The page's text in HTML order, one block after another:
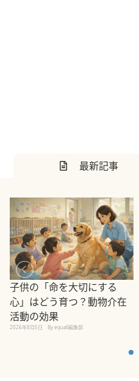
最新記事
子供の「命を大切にする
心」はどう育つ？動物介在
活動の効果
2026年8月5日 By equall編集部